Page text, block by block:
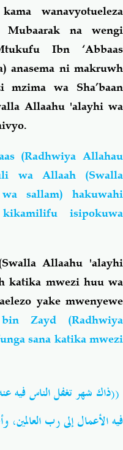
wanavyotueleza
Mubaarak na wengi
Ibn ‘Abbaas
anasema ni makruwh
mzima wa Sha’baan
Allaahu 'alayhi wa
(Radhwiya Allahau
wa Allaah (Swalla
sallam) hakuwahi
isipokuwa
Allaahu 'alayhi
katika mwezi huu wa
yake mwenyewe
bin Zayd (Radhwiya
sana katika mwezi
((ذاك شهر تغفل الناس فيه
فيه الأعمال إلى رب